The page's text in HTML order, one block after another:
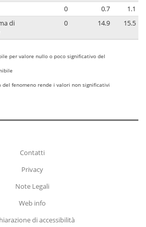
0 0.7
1.1
di
0 14.9 15.5
per valore nullo o poco significativo del
del fenomeno rende i valori non significativi
Contatti
Privacy
Note Legali
Web info
di accessibilità